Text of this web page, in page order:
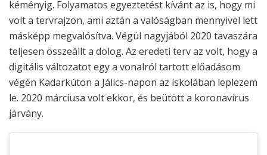
kéményig. Folyamatos egyeztetést kívánt az is, hogy mi
volt a tervrajzon, ami aztán a valóságban mennyivel lett
másképp megvalósítva. Végül nagyjából 2020 tavaszára
teljesen összeállt a dolog. Az eredeti terv az volt, hogy a
digitális változatot egy a vonalról tartott előadásom
végén Kadarkúton a Jálics-napon az iskolában leplezem
le. 2020 márciusa volt ekkor, és beütött a koronavírus
járvány.